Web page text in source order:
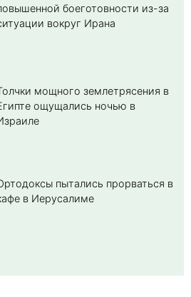
боеготовности из-за
вокруг Ирана
мощного землетрясения в
ощущались ночью в
пытались прорваться в
в Иерусалиме